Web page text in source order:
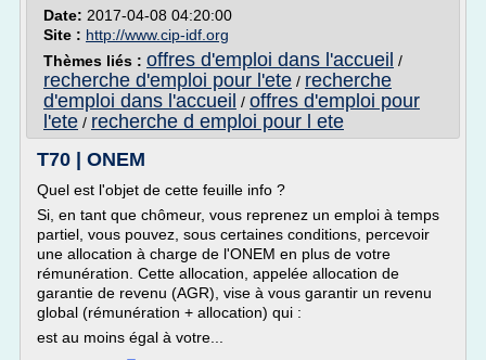
Date: 2017-04-08 04:20:00
Site : http://www.cip-idf.org
Thèmes liés : offres d'emploi dans l'accueil /
recherche d'emploi pour l'ete / recherche
d'emploi dans l'accueil / offres d'emploi pour
l'ete / recherche d emploi pour l ete
T70 | ONEM
Quel est l'objet de cette feuille info ?
Si, en tant que chômeur, vous reprenez un emploi à temps
partiel, vous pouvez, sous certaines conditions, percevoir
une allocation à charge de l'ONEM en plus de votre
rémunération. Cette allocation, appelée allocation de
garantie de revenu (AGR), vise à vous garantir un revenu
global (rémunération + allocation) qui :
est au moins égal à votre...